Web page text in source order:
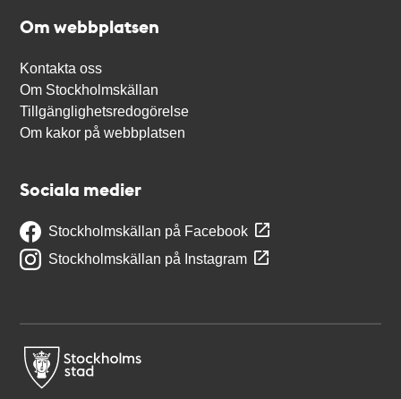
Om webbplatsen
Kontakta oss
Om Stockholmskällan
Tillgänglighetsredogörelse
Om kakor på webbplatsen
Sociala medier
Stockholmskällan på Facebook
Stockholmskällan på Instagram